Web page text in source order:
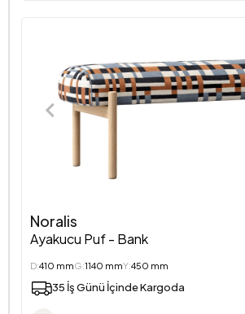
Noralis
Ayakucu Puf - Bank
D:410 mmG:1140 mmY:450 mm
35 İş Günü İçinde Kargoda